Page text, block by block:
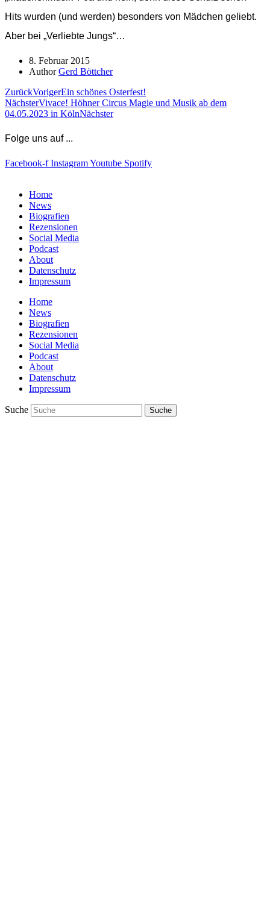
Hits wurden (und werden) besonders von Mädchen geliebt.
Aber bei „Verliebte Jungs“…
8. Februar 2015
AuthorGerd Böttcher
ZurückVorigerEin schönes Osterfest!
NächsterVivace! Höhner Circus Magie und Musik ab dem
04.05.2023 in KölnNächster
Folge uns auf ...
Facebook-f InstagramYoutube Spotify
Home
News
Biografien
Rezensionen
Social Media
Podcast
About
Datenschutz
Impressum
Home
News
Biografien
Rezensionen
Social Media
Podcast
About
Datenschutz
Impressum
Suche Suche